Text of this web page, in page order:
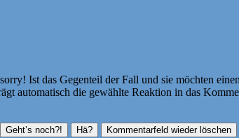
Ist das Gegenteil der Fall und sie möchten
die gewählte Reaktion in das